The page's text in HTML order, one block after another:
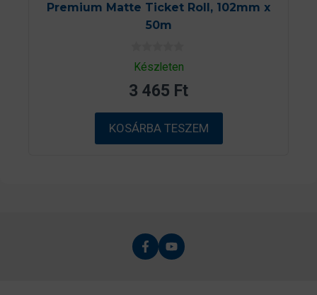
Premium Matte Ticket Roll, 102mm x
50m
0
a
5
b
ő
l
Készleten
3 465 Ft
KOSÁRBA TESZEM